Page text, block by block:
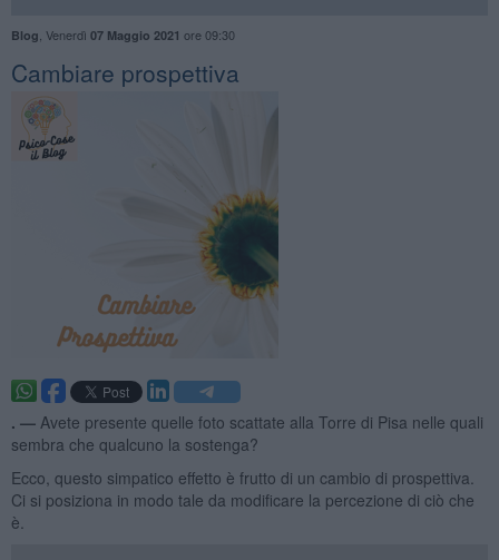
Blog Venerdì 07 Maggio 2021 ore 09:30
​Cambiare prospettiva
. — Avete presente quelle foto scattate alla Torre di Pisa nelle quali
sembra che qualcuno la sostenga?
Ecco, questo simpatico effetto è frutto di un cambio di prospettiva.
Ci si posiziona in modo tale da modificare la percezione di ciò che
è.